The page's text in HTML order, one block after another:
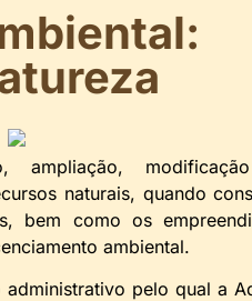
ampliação,
naturais, quando
bem como os
ambiental.
pelo qual a